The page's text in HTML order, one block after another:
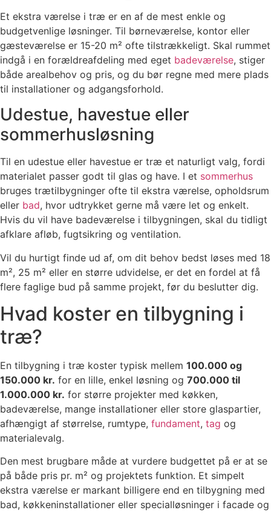
Et ekstra værelse i træ er en af de mest enkle og
budgetvenlige løsninger. Til børneværelse, kontor eller
gæsteværelse er 15-20 m² ofte tilstrækkeligt. Skal rummet
indgå i en forældreafdeling med eget badeværelse, stiger
både arealbehov og pris, og du bør regne med mere plads
til installationer og adgangsforhold.
Udestue, havestue eller
sommerhusløsning
Til en udestue eller havestue er træ et naturligt valg, fordi
materialet passer godt til glas og have. I et sommerhus
bruges trætilbygninger ofte til ekstra værelse, opholdsrum
eller bad, hvor udtrykket gerne må være let og enkelt.
Hvis du vil have badeværelse i tilbygningen, skal du tidligt
afklare afløb, fugtsikring og ventilation.
Vil du hurtigt finde ud af, om dit behov bedst løses med 18
m², 25 m² eller en større udvidelse, er det en fordel at få
flere faglige bud på samme projekt, før du beslutter dig.
Hvad koster en tilbygning i
træ?
En tilbygning i træ koster typisk mellem 100.000 og
150.000 kr. for en lille, enkel løsning og 700.000 til
1.000.000 kr. for større projekter med køkken,
badeværelse, mange installationer eller store glaspartier,
afhængigt af størrelse, rumtype, fundament, tag og
materialevalg.
Den mest brugbare måde at vurdere budgettet på er at se
på både pris pr. m² og projektets funktion. Et simpelt
ekstra værelse er markant billigere end en tilbygning med
bad, køkkeninstallationer eller specialløsninger i facade og